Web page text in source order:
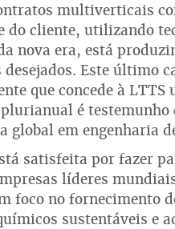
multiverticais
do cliente, utilizando
nova era, está
Este último
que concede à LTTS
é testemunho
global em engenharia
satisfeita por fazer
líderes
foco no fornecimento
sustentáveis e